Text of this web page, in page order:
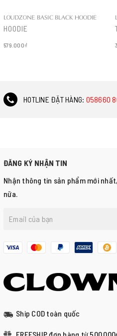
LOUDZONE BASIC BLACK HOODIE
HOODIE
579.000₫
HOTLINE ĐẶT HÀNG: 058660
Ship COD toàn quốc
ĐĂNG KÝ NHẬN TIN
Nhận thông tin sản phẩm mới
nữa.